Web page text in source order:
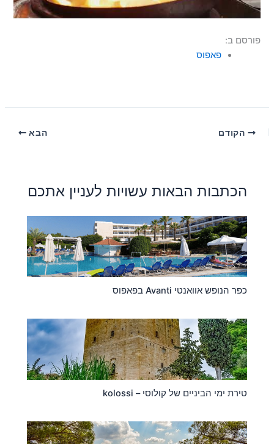
פורסם ב:
פאפוס
הקודם הבא
הכתבות הבאות עשויות לעניין אתכם
כפר הנופש אוואנטי Avanti בפאפוס
טירת ימי הביניים של קולוסי – kolossi